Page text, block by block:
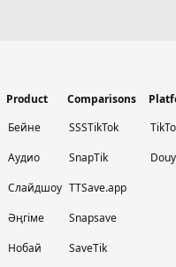
Product
Бейне
Аудио
Слайдшоу
Әңгіме
Нобай
Comparisons
SSSTikTok
SnapTik
TTSave.app
Snapsave
SaveTik